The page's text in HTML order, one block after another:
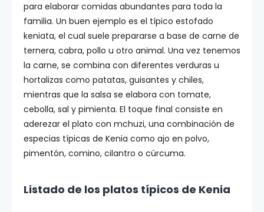
para elaborar comidas abundantes para toda la
familia. Un buen ejemplo es el típico estofado
keniata, el cual suele prepararse a base de carne de
ternera, cabra, pollo u otro animal. Una vez tenemos
la carne, se combina con diferentes verduras u
hortalizas como patatas, guisantes y chiles,
mientras que la salsa se elabora con tomate,
cebolla, sal y pimienta. El toque final consiste en
aderezar el plato con mchuzi, una combinación de
especias típicas de Kenia como ajo en polvo,
pimentón, comino, cilantro o cúrcuma.
Listado de los platos típicos de Kenia